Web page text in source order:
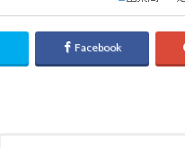
Facebook